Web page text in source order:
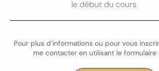
le début du cours
Pour plus d’informations ou pour vous
me contacter en utilisant le